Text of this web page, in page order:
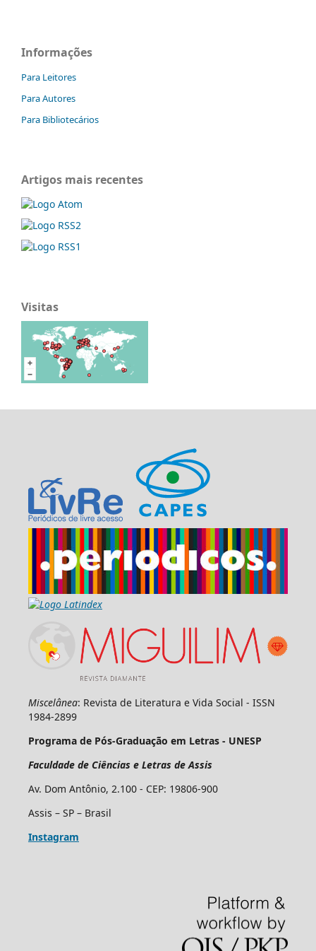
Informações
Para Leitores
Para Autores
Para Bibliotecários
Artigos mais recentes
Visitas
Miscelânea: Revista de Literatura e Vida Social - ISSN
1984-2899
Programa de Pós-Graduação em Letras - UNESP
Faculdade de Ciências e Letras de Assis
Av. Dom Antônio, 2.100 - CEP: 19806-900
Assis – SP – Brasil
Instagram